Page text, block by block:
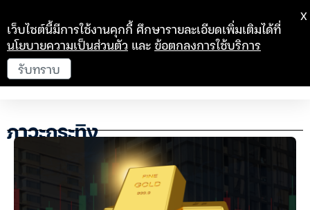
ภาวะกระทิง
เว็บไซต์นี้มีการใช้งานคุกกี้ ศึกษารายละเอียดเพิ่มเติมได้ที่
นโยบายความเป็นส่วนตัว และข้อตกลงการใช้บริการ
รับทราบ
X